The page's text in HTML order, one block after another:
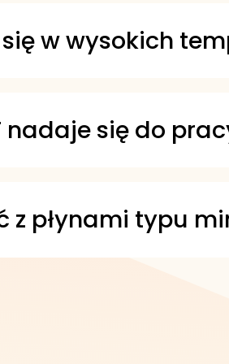
w wysokich
nadaje się do
smarowanie i
z płynami typu